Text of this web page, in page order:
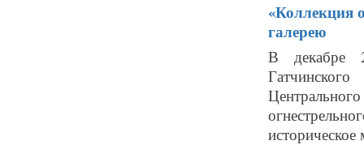
«Коллекция
галерею
В декабре
историческое